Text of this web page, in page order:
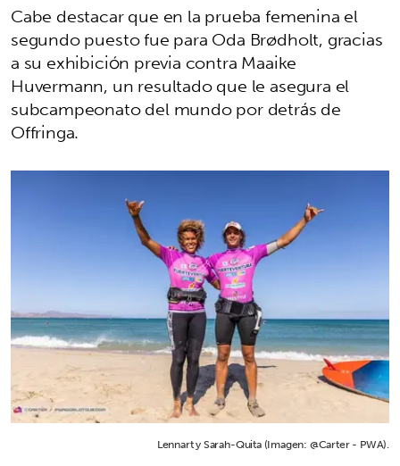
Cabe destacar que en la prueba femenina el
segundo puesto fue para Oda Brødholt, gracias
a su exhibición previa contra Maaike
Huvermann, un resultado que le asegura el
subcampeonato del mundo por detrás de
Offringa.
Lennart y Sarah-Quita (Imagen: @Carter - PWA).